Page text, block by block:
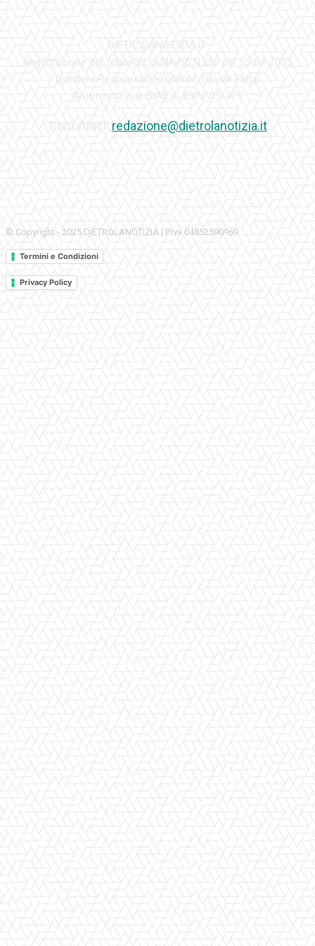
redazione@dietrolanotizia.it
© Copyright - 2025 DIETROLANOTIZIA | P.Iva 04852590969
Termini e Condizioni
Privacy Policy